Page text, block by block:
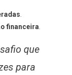
financeira
que
para